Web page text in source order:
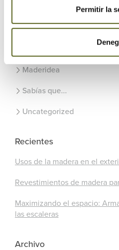
Permitir la
¡Aquí hay madera!
Actualidad Besteiro
Maderidea
Sabías que...
Uncategorized
Recientes
Usos de la madera en el
Revestimientos de madera
Maximizando el espacio:
las escaleras
Archivo